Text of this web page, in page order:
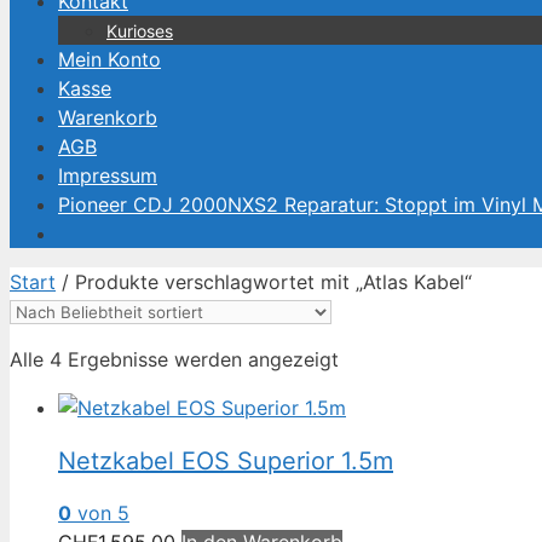
Kurioses
Mein Konto
Kasse
Warenkorb
AGB
Impressum
Pioneer CDJ 2000NXS2 Reparatur: Stoppt im Vinyl
Start / Produkte verschlagwortet mit „Atlas Kabel“
Alle 4 Ergebnisse werden angezeigt
sortiert
Netzkabel EOS Superior 1.5m
0 von 5